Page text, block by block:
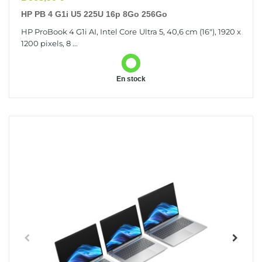
HP PB 4 G1i U5 225U 16p 8Go 256Go
HP ProBook 4 G1i AI, Intel Core Ultra 5, 40,6 cm (16"), 1920 x
1200 pixels, 8 ...
En stock